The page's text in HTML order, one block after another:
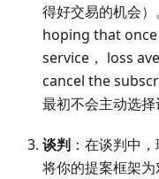
得好交易的机会
hoping that
service， loss
cancel the
最初不会主动选择
谈判 ：在谈判中
将你的提案框架